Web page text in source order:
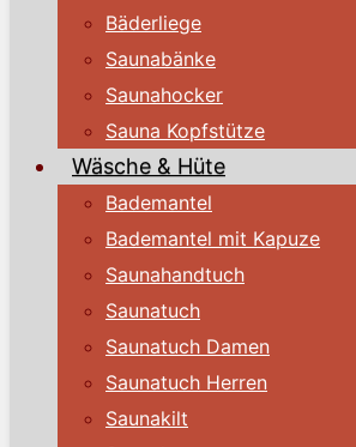
Bäderliege
Saunabänke
Saunahocker
Sauna Kopfstütze
Wäsche & Hüte
Bademantel
Bademantel mit Kapuze
Saunahandtuch
Saunatuch
Saunatuch Damen
Saunatuch Herren
Saunakilt